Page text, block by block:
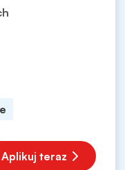
Aplikuj teraz